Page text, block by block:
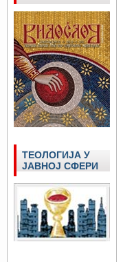
ТЕОЛОГИЈА У
ЈАВНОЈ СФЕРИ